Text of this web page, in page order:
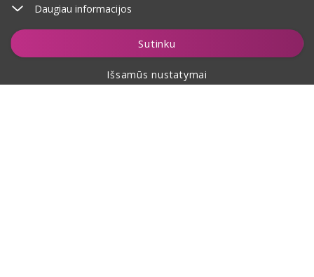
Daugiau informacijos
Sutinku
Išsamūs nustatymai
Įdėti į krepšelį